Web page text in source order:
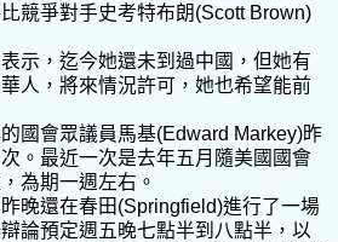
競爭對手史考特布朗(Scott Brown)
示，迄今她還未到過中國，但她有
人，將來情況許可，她也希望能前
國會眾議員馬基(Edward Markey)昨
。最近一次是去年五月隨美國國會
為期一週左右。
晚還在春田(Springfield)進行了一場
論預定週五晚七點半到八點半，以